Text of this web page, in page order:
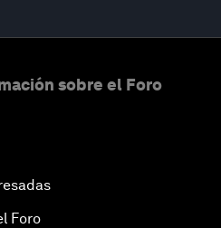
sobre el Foro
Foro